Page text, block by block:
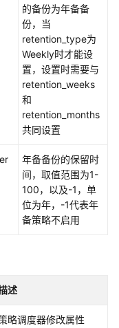
的备份为年备备
份，当
retention_type为
Weekly时才能设
置，设置时需要与
retention_weeks
和
retention_months
共同设置
年备备份的保留时
间，取值范围为1-
100，以及-1，单
位为年，-1代表年
备策略不启用
述
略调度器修改属性